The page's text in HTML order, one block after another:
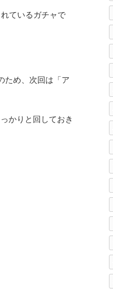
ているガチャで
ため、次回は「ア
かりと回しておき